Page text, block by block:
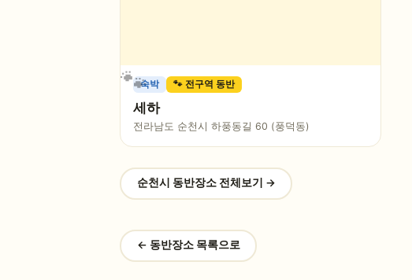
숙박 🐾 전구역 동반
세하
전라남도 순천시 하풍동길 60 (풍덕동)
순천시 동반장소 전체보기 →
← 동반장소 목록으로